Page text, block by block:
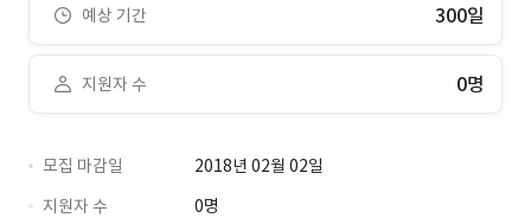
예상 기간 300일
지원자 수 0명
모집 마감일
2018년 02월 02일
지원자 수
0명